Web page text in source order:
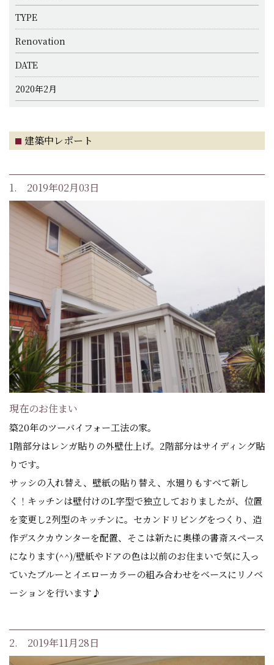
TYPE
Renovation
DATE
2020年2月
建築中レポート
1. 2019年02月03日
現在のお住まい
築20年のツーバイフォー工法の家。
1階部分はレンガ貼りの外壁仕上げ。2階部分はサイディング貼
りです。
サッシの入れ替え、壁紙の貼り替え、水廻りもすべて新し
く！キッチンは壁付けのL字型で独立しておりましたが、位置
を変更し2列型のキッチンに。セカンドリビングをつくり、造
作デスクカウンターを配置、そこは新たに奥様の書斎スペース
になります(^^)/壁紙やドアの色は以前のお住まいで気に入っ
ていたブルーとイエローカラーの組み合わせをベースにリノベ
ーションを行います♪
2. 2019年11月28日